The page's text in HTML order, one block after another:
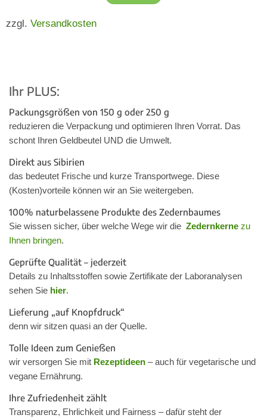
zzgl. Versandkosten
Ihr PLUS:
Packungsgrößen von 150 g oder 250 g
reduzieren die Verpackung und optimieren Ihren Vorrat. Das
schont Ihren Geldbeutel UND die Umwelt.
Direkt aus Sibirien
das bedeutet Frische und kurze Transportwege. Diese
(Kosten)vorteile können wir an Sie weitergeben.
100% naturbelassene Produkte des Zedernbaumes
Sie wissen sicher, über welche Wege wir die Zedernkerne zu
Ihnen bringen.
Geprüfte Qualität – jederzeit
Details zu Inhaltsstoffen sowie Zertifikate der Laboranalysen
sehen Sie hier.
Lieferung „auf Knopfdruck“
denn wir sitzen quasi an der Quelle.
Tolle Ideen zum Genießen
wir versorgen Sie mit Rezeptideen – auch für vegetarische und
vegane Ernährung.
Ihre Zufriedenheit zählt
Transparenz, Ehrlichkeit und Fairness – dafür steht der